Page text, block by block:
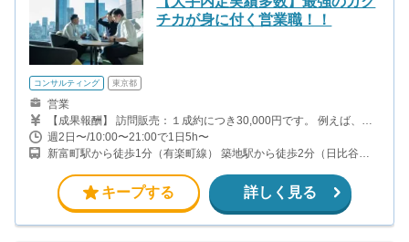
チカが身に付く営業職！！
コンサルティング 東京都
営業
【成果報酬】 訪問販売：１成約につき30,000円です。 例えば、光
インターネットの成約であれば、平均的に2.5日で1件の契約が見込
めます。（12,000円/1日6時間稼働） ＜月収例＞月に50万以上稼ぐ
方もいます！ ・月5件成約：150,000円 ・月15件成約：450,000円
・月30成約：900,000円➕マネジメントインセンティブ300,000
円 合計1,200,000円 時給換算で2,000円程度が、平均的なインタ
ーン生の報酬となっています。
週2日〜/10:00〜21:00で1日5h〜
新富町駅から徒歩1分（有楽町線） 築地駅から徒歩2分（日比谷
キープする 詳しく見る